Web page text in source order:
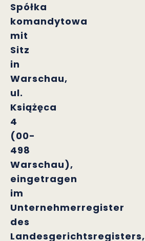
Spółka
komandytowa
mit
Sitz
in
Warschau,
ul.
Książęca
4
(00-
498
Warschau),
eingetragen
im
Unternehmerregister
des
Landesgerichtsregisters,